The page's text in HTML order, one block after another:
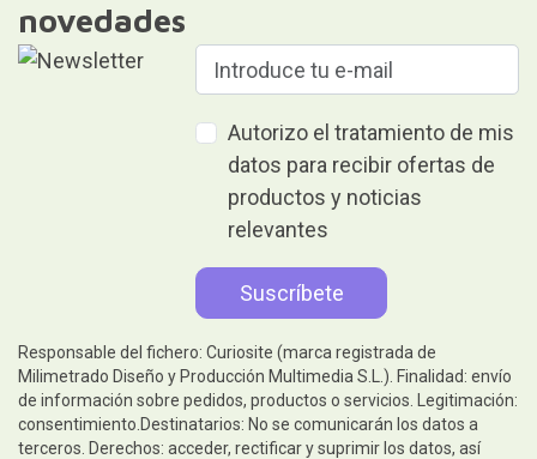
novedades
Autorizo el tratamiento de mis
datos para recibir ofertas de
productos y noticias
relevantes
Responsable del fichero: Curiosite (marca registrada de
Milimetrado Diseño y Producción Multimedia S.L.). Finalidad: envío
de información sobre pedidos, productos o servicios. Legitimación:
consentimiento.Destinatarios: No se comunicarán los datos a
terceros. Derechos: acceder, rectificar y suprimir los datos, así